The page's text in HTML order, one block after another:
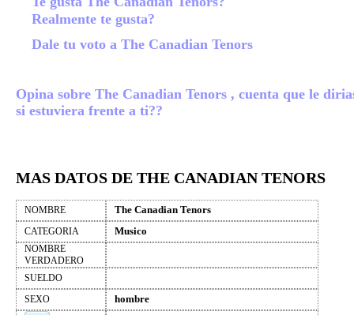
Realmente te gusta?
Dale tu voto a The Canadian Tenors
Opina sobre The Canadian Tenors , cuenta que le
si estuviera frente a ti??
MAS DATOS DE THE CANADIAN TENORS
NOMBRE The Canadian Tenors
CATEGORIA Musico
NOMBRE
VERDADERO
SUELDO
SEXO
hombre